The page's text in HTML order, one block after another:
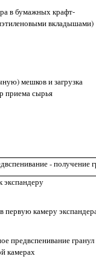
в бумажных крафт-
вкладышами)
мешков и загрузка
приема сырья
- получение
экспандеру
первую камеру
предвспенивание гранул
камерах